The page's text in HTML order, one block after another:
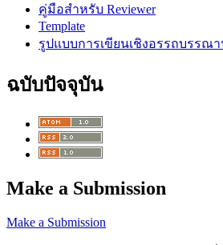
คู่มือสำหรับ Reviewer
Template
รูปแบบการเขียนเชิงอรรถบรรณ
ฉบับปัจจุบัน
Make a Submission
Make a Submission